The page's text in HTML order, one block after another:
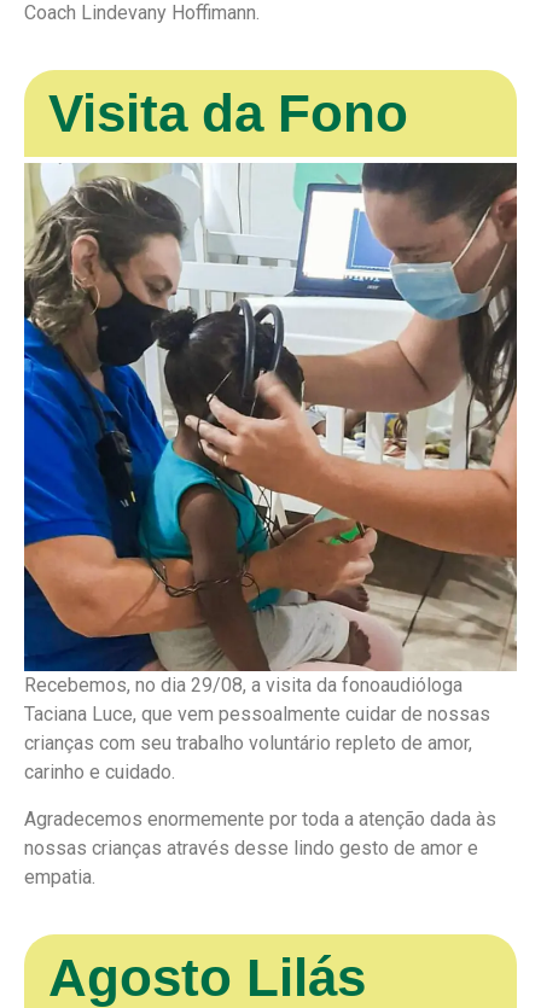
Coach Lindevany Hoffimann.
Visita da Fono
Recebemos, no dia 29/08, a visita da fonoaudióloga
Taciana Luce, que vem pessoalmente cuidar de nossas
crianças com seu trabalho voluntário repleto de amor,
carinho e cuidado.
Agradecemos enormemente por toda a atenção dada às
nossas crianças através desse lindo gesto de amor e
empatia.
Agosto Lilás